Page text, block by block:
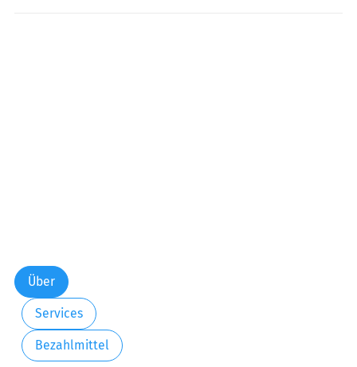
Über
Services
Bezahlmittel